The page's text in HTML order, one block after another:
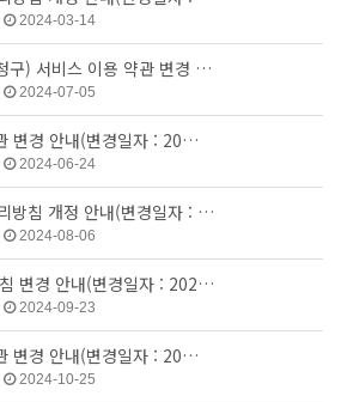
2024-03-14
구) 서비스 이용 약관 변경 …
2024-07-05
변경 안내(변경일자 : 20…
2024-06-24
방침 개정 안내(변경일자 : …
2024-08-06
변경 안내(변경일자 : 202…
2024-09-23
변경 안내(변경일자 : 20…
2024-10-25